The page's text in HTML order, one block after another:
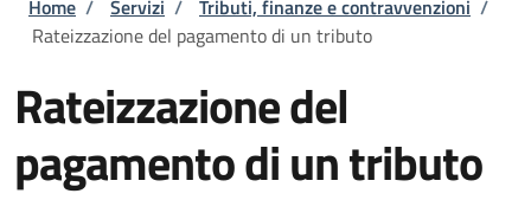
Home / Servizi / Tributi, finanze e contravvenzioni /
Rateizzazione del pagamento di un tributo
Rateizzazione del
pagamento di un tributo